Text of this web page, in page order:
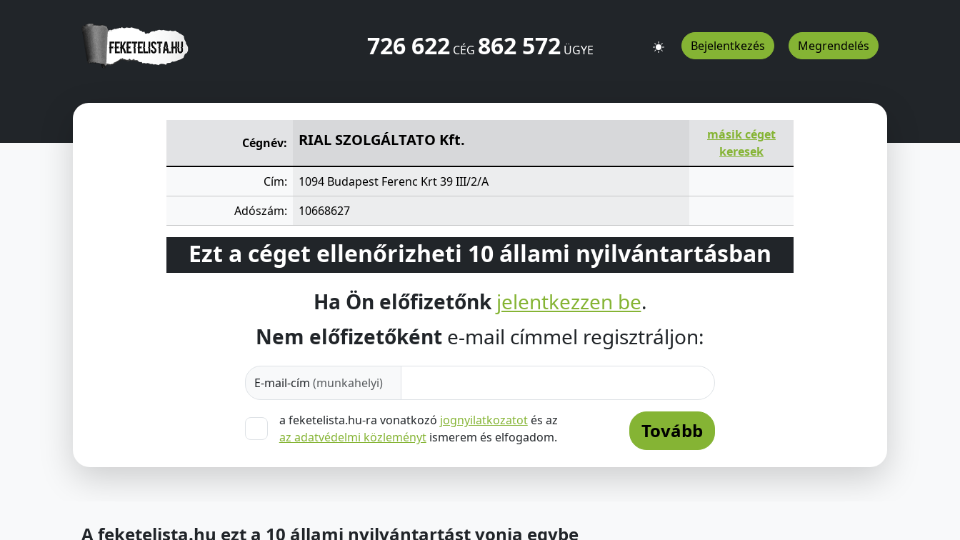
726 622CÉG 862 572ÜGYE Bejelentkezés Megrendelés
Cégnév:
RIAL SZOLGÁLTATO Kft.
másik céget
keresek
Cím:
1094 Budapest Ferenc Krt 39 III/2/A
Adószám:
10668627
Ezt a céget ellenőrizheti 10 állami nyilvántartásban
Ha Ön előfizetőnk jelentkezzen be.
Nem előfizetőként e-mail címmel regisztráljon:
E-mail-cím (munkahelyi)
a feketelista.hu-ra vonatkozó jognyilatkozatotés az
az adatvédelmi közleménytismerem és elfogadom. Tovább
A feketelista.hu ezt a 10 állami nyilvántartást vonja egybe